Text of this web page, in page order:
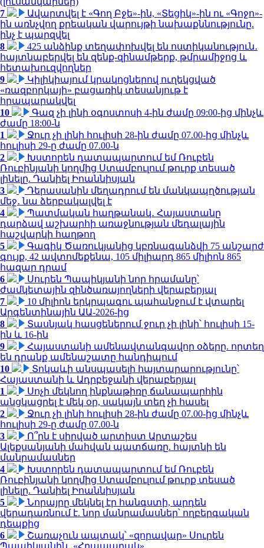
7
Ավարտվել է «Գող Բջե»-ին, «Տեցիկ»-ին ու «Գոջո»-
ին առնչվող քրեական վարույթի նախաքննությունը.
ինչ է պարզվել
8
425 անձինք տեղափոխվել են ոստիկանություն․
հայտնաբերվել են զենք-զինամթերք, թմրամիջոց և
հետախուզվողներ
9
Կիլիկիայում կրակոցներով ուղեկցված
«ռազբորկայի» բացառիկ տեսանյութ է
հրապարակվել
10
Գազ չի լինի օգոստոսի 4-ին ժամը 09:00-ից մինչև
ժամը 18:00-ն
1
Ջուր չի լինի հուլիսի 28-ին ժամը 07.00-ից մինչև
հուլիսի 29-ը ժամը 07.00-ն
2
Խստորեն դատապարտում եմ Ռուբեն
Ռուբինյանի կողմից Ստամբուլում թուրք տեսած
լինելը. Դանիել Իոաննիսյան
3
Դերասանին մեղադրում են մանկապղծության
մեջ․ նա ձերբակալվել է
4
Պատմական հաղթանակ․ Հայաստանը
դարձավ աշխարհի առաջնության մեդալային
հաշվարկի հաղթող
5
Գագիկ Ծառուկյանից կբռնագանձվի 75 անշարժ
գույք, 42 ավտոմեքենա, 105 միլիարդ 865 միլիոն 865
հազար դրամ
6
Սուրեն Պապիկյանի նոր հրամանը՝
ժամկետային զինծառայողների վերաբերյալ
7
10 միլիոն երկրպագու պահանջում է վտարել
Արգենտինային ԱԱ-2026-ից
8
Տասնյակ հասցեներում ջուր չի լինի՝ հուլիսի 15-
ին և 16-ին
9
Հայաստանի ամենավտանգավոր օձերը. որտեղ
են դրանք ամենաշատը հանդիպում
10
Տոկաևի անսպասելի հայտարարությունը՝
Հայաստանի և Ադրբեջանի վերաբերյալ
1
Սոչի մեկնող ինքնաթիռը ճանապարհին
անցկացրել է մեկ օր, սակայն տեղ չի հասել
2
Ջուր չի լինի հուլիսի 28-ին ժամը 07.00-ից մինչև
հուլիսի 29-ը ժամը 07.00-ն
3
Ո՞րն է սիրված արտիստ Արտաշես
Ալեքսանյանի մահվան պատճառը. հայտնի են
մանրամասներ
4
Խստորեն դատապարտում եմ Ռուբեն
Ռուբինյանի կողմից Ստամբուլում թուրք տեսած
լինելը. Դանիել Իոաննիսյան
5
Նորայրը մեկնել էր հանգստի, արդեն
վերադառնում է. նոր մանրամասներ՝ ողբերգական
դեպքից
6
Շառաչուն ապտակ՝ «զորավար» Սուրեն
Պապիկյանին․ «Հրապարակ»